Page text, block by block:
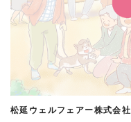
松延ウェルフェアー株式会社